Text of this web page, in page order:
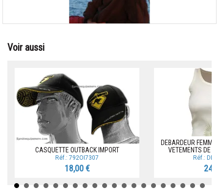
Voir aussi
CASQUETTE OUTBACK IMPORT
Réf.: 792OI7307
18,00 €
DEBARDEUR FEMME
VETEMENTS DE
Réf.: